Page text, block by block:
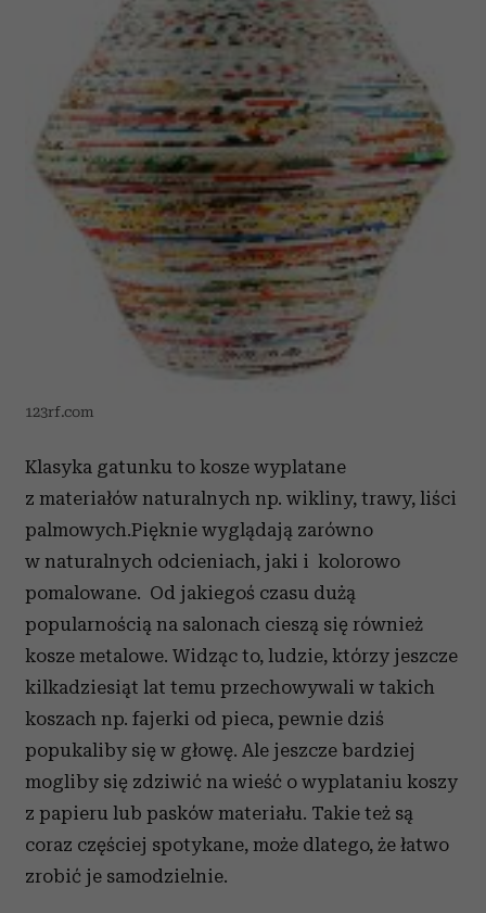
123rf.com
Klasyka gatunku to kosze wyplatane
z materiałów naturalnych np. wikliny, trawy, liści
palmowych.Pięknie wyglądają zarówno
w naturalnych odcieniach, jaki i kolorowo
pomalowane. Od jakiegoś czasu dużą
popularnością na salonach cieszą się również
kosze metalowe. Widząc to, ludzie, którzy jeszcze
kilkadziesiąt lat temu przechowywali w takich
koszach np. fajerki od pieca, pewnie dziś
popukaliby się w głowę. Ale jeszcze bardziej
mogliby się zdziwić na wieść o wyplataniu koszy
z papieru lub pasków materiału. Takie też są
coraz częściej spotykane, może dlatego, że łatwo
zrobić je samodzielnie.